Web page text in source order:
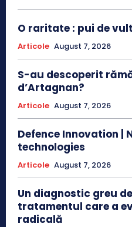
O raritate : pui de
Articole August 7, 2026
S-au descoperit
d’Artagnan?
Articole August 7, 2026
Defence Innovation |
technologies
Articole August 7, 2026
Un diagnostic greu
tratamentul care a
radicală